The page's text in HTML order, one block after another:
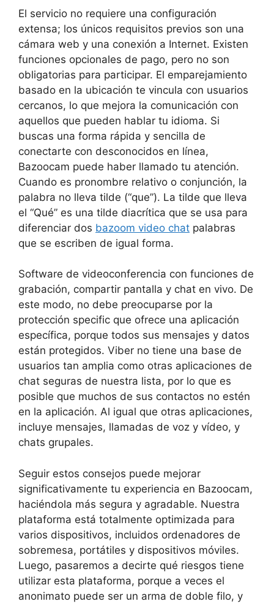
El servicio no requiere una configuración
extensa; los únicos requisitos previos son una
cámara web y una conexión a Internet. Existen
funciones opcionales de pago, pero no son
obligatorias para participar. El emparejamiento
basado en la ubicación te vincula con usuarios
cercanos, lo que mejora la comunicación con
aquellos que pueden hablar tu idioma. Si
buscas una forma rápida y sencilla de
conectarte con desconocidos en línea,
Bazoocam puede haber llamado tu atención.
Cuando es pronombre relativo o conjunción, la
palabra no lleva tilde (“que”). La tilde que lleva
el “Qué” es una tilde diacrítica que se usa para
diferenciar dos bazoom video chat palabras
que se escriben de igual forma.
Software de videoconferencia con funciones de
grabación, compartir pantalla y chat en vivo. De
este modo, no debe preocuparse por la
protección specific que ofrece una aplicación
específica, porque todos sus mensajes y datos
están protegidos. Viber no tiene una base de
usuarios tan amplia como otras aplicaciones de
chat seguras de nuestra lista, por lo que es
posible que muchos de sus contactos no estén
en la aplicación. Al igual que otras aplicaciones,
incluye mensajes, llamadas de voz y vídeo, y
chats grupales.
Seguir estos consejos puede mejorar
significativamente tu experiencia en Bazoocam,
haciéndola más segura y agradable. Nuestra
plataforma está totalmente optimizada para
varios dispositivos, incluidos ordenadores de
sobremesa, portátiles y dispositivos móviles.
Luego, pasaremos a decirte qué riesgos tiene
utilizar esta plataforma, porque a veces el
anonimato puede ser un arma de doble filo, y